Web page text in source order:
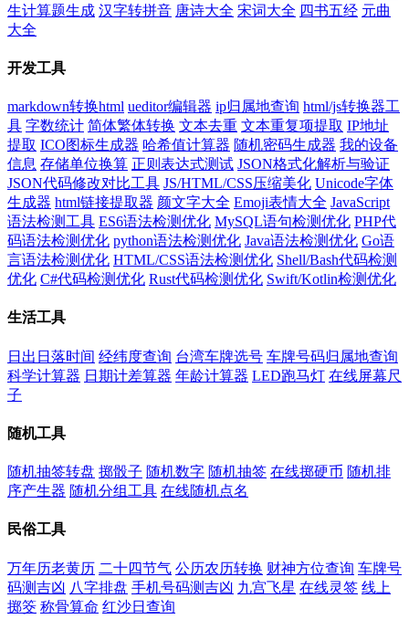
生计算题生成 汉字转拼音 唐诗大全 宋词大全 四书五经 元曲
大全
开发工具
markdown转换html ueditor编辑器 ip归属地查询 html/js转换器工
具 字数统计 简体繁体转换 文本去重 文本重复项提取 IP地址
提取 ICO图标生成器 哈希值计算器 随机密码生成器 我的设备
信息 存储单位换算 正则表达式测试 JSON格式化解析与验证
JSON代码修改对比工具 JS/HTML/CSS压缩美化 Unicode字体
生成器 html链接提取器 颜文字大全 Emoji表情大全 JavaScript
语法检测工具 ES6语法检测优化 MySQL语句检测优化 PHP代
码语法检测优化 python语法检测优化 Java语法检测优化 Go语
言语法检测优化 HTML/CSS语法检测优化 Shell/Bash代码检测
优化 C#代码检测优化 Rust代码检测优化 Swift/Kotlin检测优化
生活工具
日出日落时间 经纬度查询 台湾车牌选号 车牌号码归属地查询
科学计算器 日期计差算器 年龄计算器 LED跑马灯 在线屏幕尺
子
随机工具
随机抽签转盘 掷骰子 随机数字 随机抽签 在线掷硬币 随机排
序产生器 随机分组工具 在线随机点名
民俗工具
万年历老黄历 二十四节气 公历农历转换 财神方位查询 车牌号
码测吉凶 八字排盘 手机号码测吉凶 九宫飞星 在线灵签 线上
掷筊 称骨算命 红沙日查询